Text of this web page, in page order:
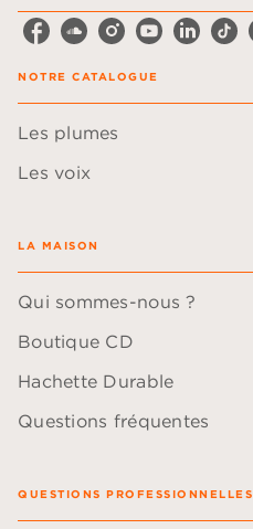
NOTRE CATALOGUE
Les plumes
Les voix
LA MAISON
Qui sommes-nous ?
Boutique CD
Hachette Durable
Questions fréquentes
QUESTIONS PROFESSIONNELLES